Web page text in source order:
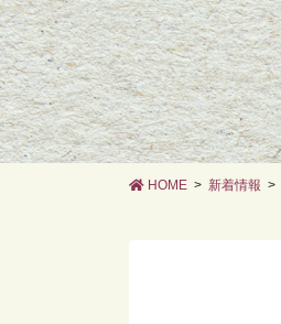
HOME 新着情報